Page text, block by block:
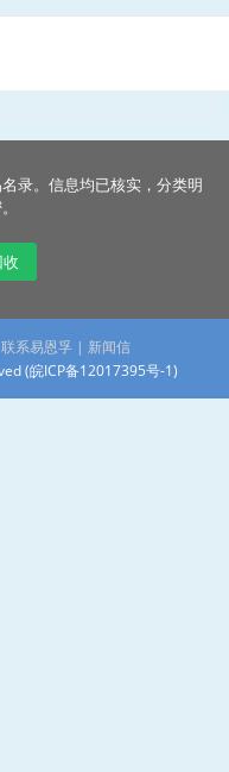
录。信息均已核实，分类明
联系易恩孚 | 新闻信
(皖ICP备12017395号-1)